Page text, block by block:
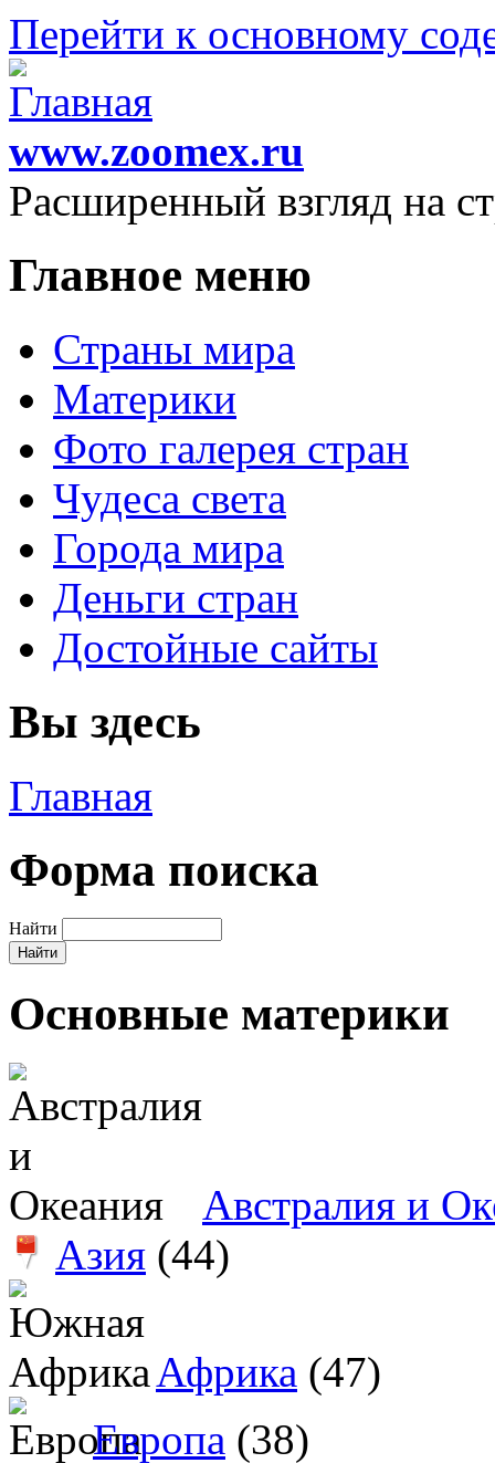
Перейти к основному
www.zoomex.ru
Расширенный взгляд на
Главное меню
Страны мира
Материки
Фото галерея стран
Чудеса света
Города мира
Деньги стран
Достойные сайты
Вы здесь
Главная
Форма поиска
Найти
Основные материки
Австралия и
Азия (44)
Африка (47)
Европа (38)